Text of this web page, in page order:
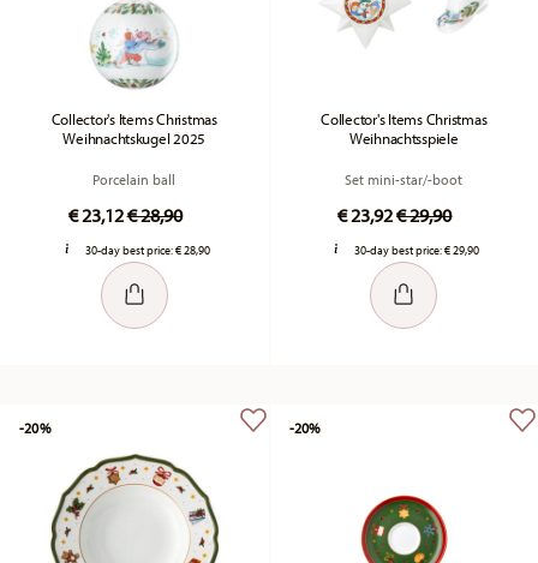
Collector's Items Christmas
Weihnachtskugel 2025
Porcelain ball
€ 23,12Price reduced from
€ 28,90to
30-day best price:€ 28,90
Collector's Items Christmas
Weihnachtsspiele
Set mini-star/-boot
€ 23,92Price reduced
€ 29,90to
30-day best price:€ 29,90
-20% -20%